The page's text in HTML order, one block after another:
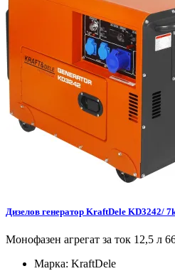
Дизелов генератор KraftDele KD3242/
Монофазен агрегат за ток 12,5 л
Марка: KraftDele